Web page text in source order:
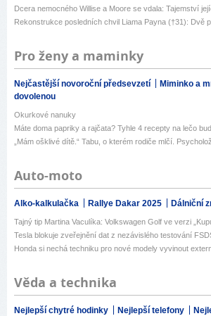
Dcera nemocného Willise a Moore se vdala: Tajemství
Rekonstrukce posledních chvil Liama Payna (†31): Dvě
Pro ženy a maminky
Nejčastější novoroční předsevzetí Miminko a
dovolenou
Okurkové nanuky
Máte doma papriky a rajčata? Tyhle 4 recepty na lečo
„Mám ošklivé dítě.“ Tabu, o kterém rodiče mlčí.
Auto-moto
Alko-kalkulačka Rallye Dakar 2025 Dálniční
Tajný tip Martina Vaculíka: Volkswagen Golf ve verzi
Tesla blokuje zveřejnění dat z nezávislého testování
Honda si nechá techniku pro nové modely vyvinout
Věda a technika
Nejlepší chytré hodinky Nejlepší telefony